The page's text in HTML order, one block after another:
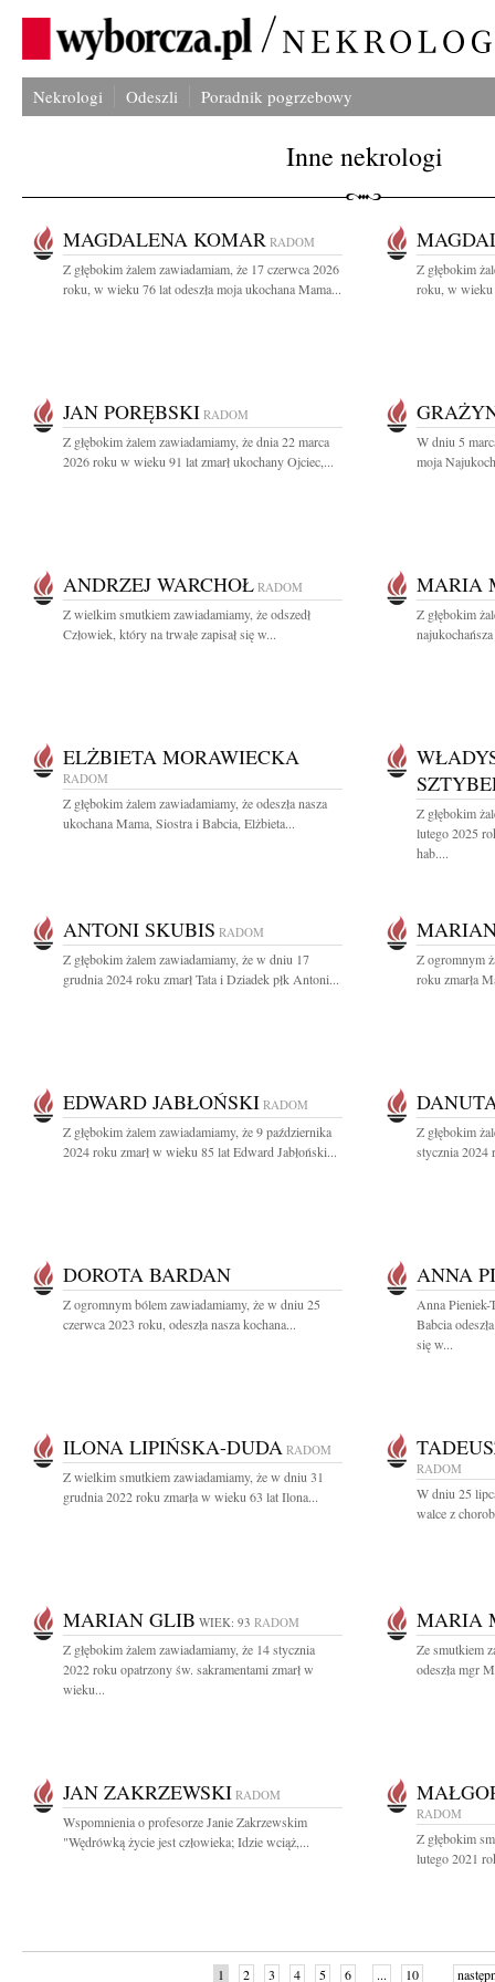
Nekrologi Odeszli Poradnik pogrzebowy
Inne nekrologi
MAGDALENA KOMAR RADOM
Z głębokim żalem zawiadamiam, że 17 czerwca 2026
roku, w wieku 76 lat odeszła moja ukochana Mama...
Z głębokim
roku, w wieku
JAN PORĘBSKI RADOM
Z głębokim żalem zawiadamiamy, że dnia 22 marca
2026 roku w wieku 91 lat zmarł ukochany Ojciec,...
W dniu 5
moja
ANDRZEJ WARCHOŁ RADOM
Z wielkim smutkiem zawiadamiamy, że odszedł
Człowiek, który na trwałe zapisał się w...
MARIA
Z głębokim
ELŻBIETA MORAWIECKA
RADOM
Z głębokim żalem zawiadamiamy, że odeszła nasza
ukochana Mama, Siostra i Babcia, Elżbieta...
Z głębokim
lutego 2025
hab....
ANTONI SKUBIS RADOM
Z głębokim żalem zawiadamiamy, że w dniu 17
grudnia 2024 roku zmarł Tata i Dziadek płk Antoni...
Z ogromnym
roku zmarła
EDWARD JABŁOŃSKI RADOM
Z głębokim żalem zawiadamiamy, że 9 października
2024 roku zmarł w wieku 85 lat Edward Jabłoński...
Z głębokim
stycznia 2024
DOROTA BARDAN
Z ogromnym bólem zawiadamiamy, że w dniu 25
czerwca 2023 roku, odeszła nasza kochana...
ANNA
Anna Pieniek-
Babcia
się w...
ILONA LIPIŃSKA-DUDA RADOM
Z wielkim smutkiem zawiadamiamy, że w dniu 31
grudnia 2022 roku zmarła w wieku 63 lat Ilona...
RADOM
W dniu 25
walce z
MARIAN GLIB WIEK: 93 RADOM
Z głębokim żalem zawiadamiamy, że 14 stycznia
2022 roku opatrzony św. sakramentami zmarł w
wieku...
MARIA
Ze smutkiem
odeszła mgr
JAN ZAKRZEWSKI RADOM
Wspomnienia o profesorze Janie Zakrzewskim
"Wędrówką życie jest człowieka; Idzie wciąż,...
RADOM
Z głębokim
lutego 2021
1 2 3 4 5 6 ... 10